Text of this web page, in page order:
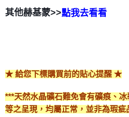
其他赫基蒙>>點我去看看
★ 給您下標購買前的貼心提醒 ★
***天然水晶礦石難免會有礦痕、
等之呈現，均屬正常，並非為瑕